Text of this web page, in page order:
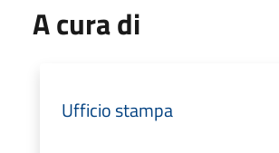
A cura di
Ufficio stampa